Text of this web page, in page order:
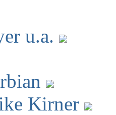
u.a.
Kirner